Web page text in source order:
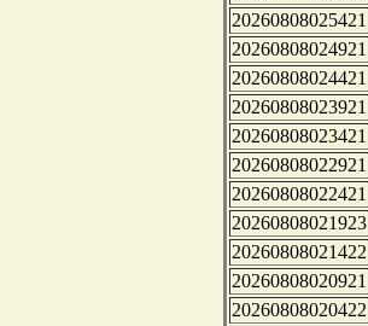
20260808025421
20260808024921
20260808024421
20260808023921
20260808023421
20260808022921
20260808022421
20260808021923
20260808021422
20260808020921
20260808020422